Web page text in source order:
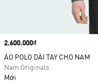
Price
2.600.000₫
ÁO POLO DÀI TAY CHO NAM
Nam Originals
Mới